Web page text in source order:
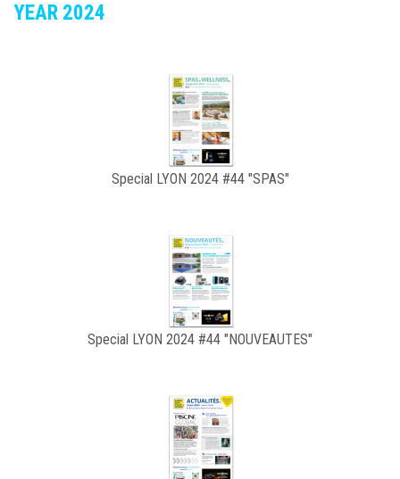
YEAR 2024
Special LYON 2024 #44 "SPAS"
Special LYON 2024 #44 "NOUVEAUTES"